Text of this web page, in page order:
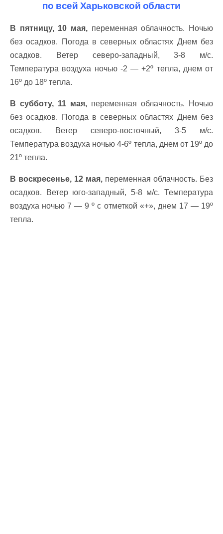
по всей Харьковской области
В пятницу, 10 мая, переменная облачность. Ночью
без осадков. Погода в северных областях Днем без
осадков. Ветер северо-западный, 3-8 м/с.
Температура воздуха ночью -2 — +2º тепла, днем от
16º до 18º тепла.
В субботу, 11 мая, переменная облачность. Ночью
без осадков. Погода в северных областях Днем без
осадков. Ветер северо-восточный, 3-5 м/с.
Температура воздуха ночью 4-6º тепла, днем от 19º до
21º тепла.
В воскресенье, 12 мая, переменная облачность. Без
осадков. Ветер юго-западный, 5-8 м/с. Температура
воздуха ночью 7 — 9 º с отметкой «+», днем 17 — 19º
тепла.